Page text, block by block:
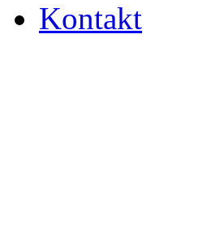
Kontakt